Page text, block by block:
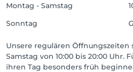
Montag - Samstag
Sonntag
Unsere regulären Öffnungszeiten
Samstag von 10:00 bis 20:00 Uhr.
ihren Tag besonders früh